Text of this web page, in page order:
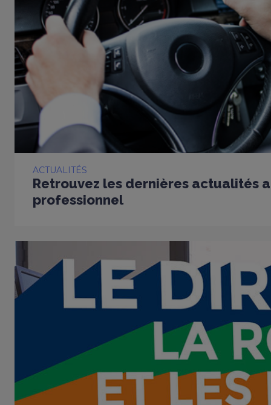
ACTUALITÉS
Retrouvez les dernières actualités
professionnel